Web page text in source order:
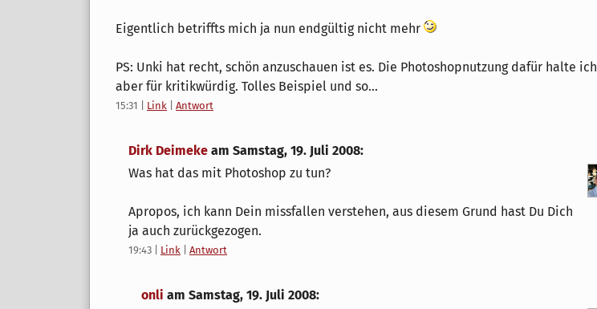
Eigentlich betriffts mich ja nun endgültig nicht mehr
PS: Unki hat recht, schön anzuschauen ist es. Die Photoshopnutzung dafür halte ich
aber für kritikwürdig. Tolles Beispiel und so...
15:31 Link Antwort
Dirk Deimeke am Samstag, 19. Juli 2008:
Was hat das mit Photoshop zu tun?
Apropos, ich kann Dein missfallen verstehen, aus diesem Grund hast Du Dich
ja auch zurückgezogen.
19:43 Link Antwort
onli am Samstag, 19. Juli 2008: